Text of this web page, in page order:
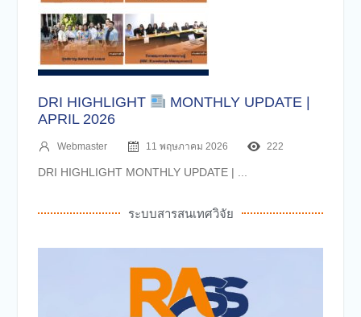
DRI HIGHLIGHT
MONTHLY UPDATE |
APRIL 2026
Webmaster 11 พฤษภาคม 2026 222
DRI HIGHLIGHT MONTHLY UPDATE | ...
ระบบสารสนเทศวิจัย